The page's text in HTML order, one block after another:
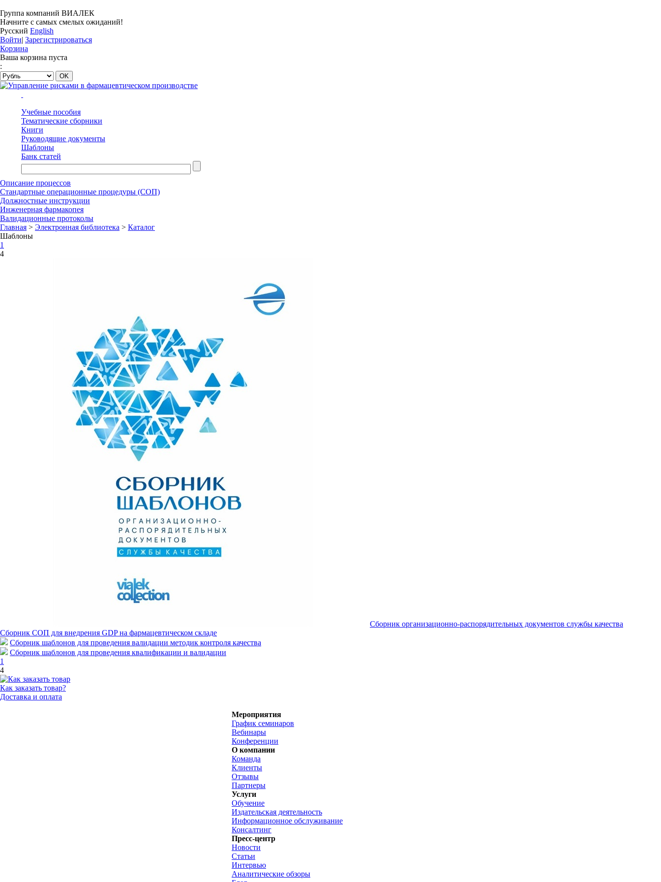
Группа компаний ВИАЛЕК
Начните с самых смелых ожиданий!
Русский English
Войти| Зарегистрироваться
Корзина
Ваша корзина пуста
:
Учебные пособия
Тематические сборники
Книги
Руководящие документы
Шаблоны
Банк статей
Описание процессов
Стандартные операционные процедуры (СОП)
Должностные инструкции
Инженерная фармакопея
Валидационные протоколы
Главная > Электронная библиотека > Каталог
Шаблоны
1
4
Сборник организационно-распорядительных документов службы качества
Сборник СОП для внедрения GDP на фармацевтическом складе
Сборник шаблонов для проведения валидации методик контроля качества
Сборник шаблонов для проведения квалификации и валидации
1
4
Как заказать товар?
Доставка и оплата
Мероприятия
График семинаров
Вебинары
Конференции
О компании
Команда
Клиенты
Отзывы
Партнеры
Услуги
Обучение
Издательская деятельность
Информационное обслуживание
Консалтинг
Пресс-центр
Новости
Статьи
Интервью
Аналитические обзоры